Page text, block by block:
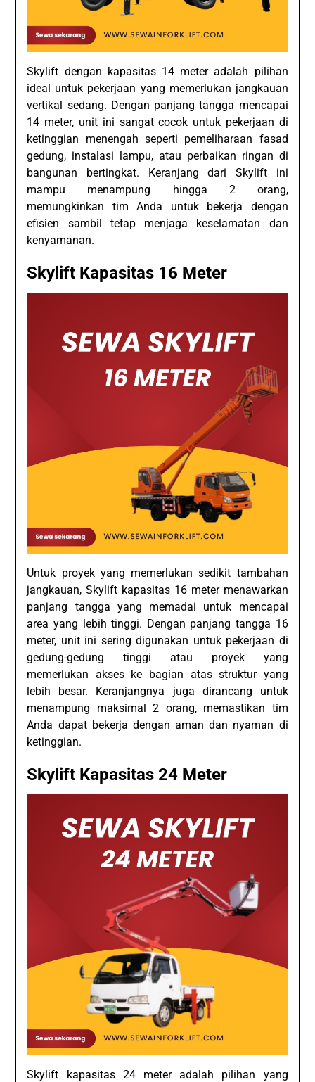
Skylift dengan kapasitas 14 meter adalah pilihan
ideal untuk pekerjaan yang memerlukan jangkauan
vertikal sedang. Dengan panjang tangga mencapai
14 meter, unit ini sangat cocok untuk pekerjaan di
ketinggian menengah seperti pemeliharaan fasad
gedung, instalasi lampu, atau perbaikan ringan di
bangunan bertingkat. Keranjang dari Skylift ini
mampu menampung hingga 2 orang,
memungkinkan tim Anda untuk bekerja dengan
efisien sambil tetap menjaga keselamatan dan
kenyamanan.
Skylift Kapasitas 16 Meter
Untuk proyek yang memerlukan sedikit tambahan
jangkauan, Skylift kapasitas 16 meter menawarkan
panjang tangga yang memadai untuk mencapai
area yang lebih tinggi. Dengan panjang tangga 16
meter, unit ini sering digunakan untuk pekerjaan di
gedung-gedung tinggi atau proyek yang
memerlukan akses ke bagian atas struktur yang
lebih besar. Keranjangnya juga dirancang untuk
menampung maksimal 2 orang, memastikan tim
Anda dapat bekerja dengan aman dan nyaman di
ketinggian.
Skylift Kapasitas 24 Meter
Skylift kapasitas 24 meter adalah pilihan yang